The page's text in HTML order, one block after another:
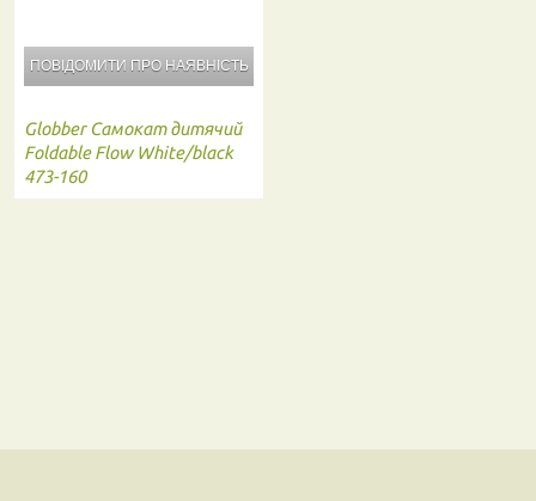
ПОВІДОМИТИ ПРО НАЯВНІСТЬ
Globber Самокат дитячий
Foldable Flow White/black
473-160